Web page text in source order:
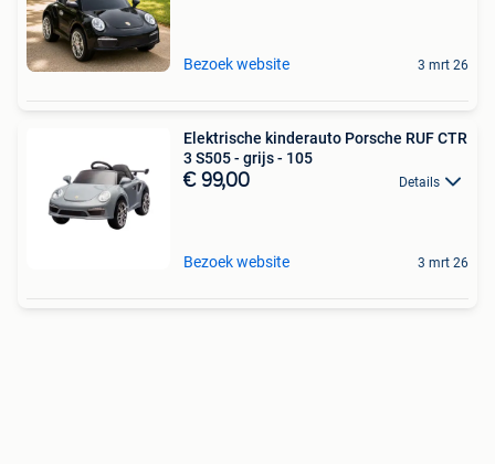
Bezoek website 3 mrt 26
Elektrische kinderauto Porsche RUF CTR
3 S505 - grijs - 105
€ 99,00 Details
Bezoek website 3 mrt 26